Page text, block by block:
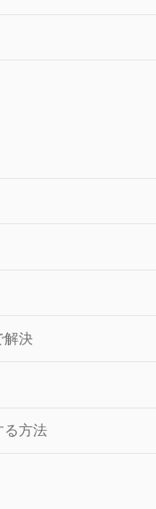
解決
る方法